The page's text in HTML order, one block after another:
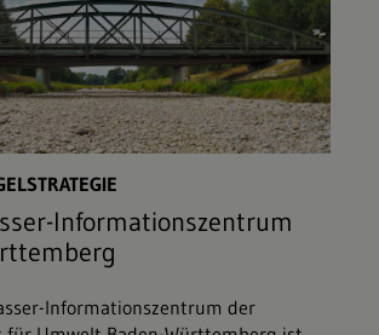
Informationszentrum
Informationszentrum der